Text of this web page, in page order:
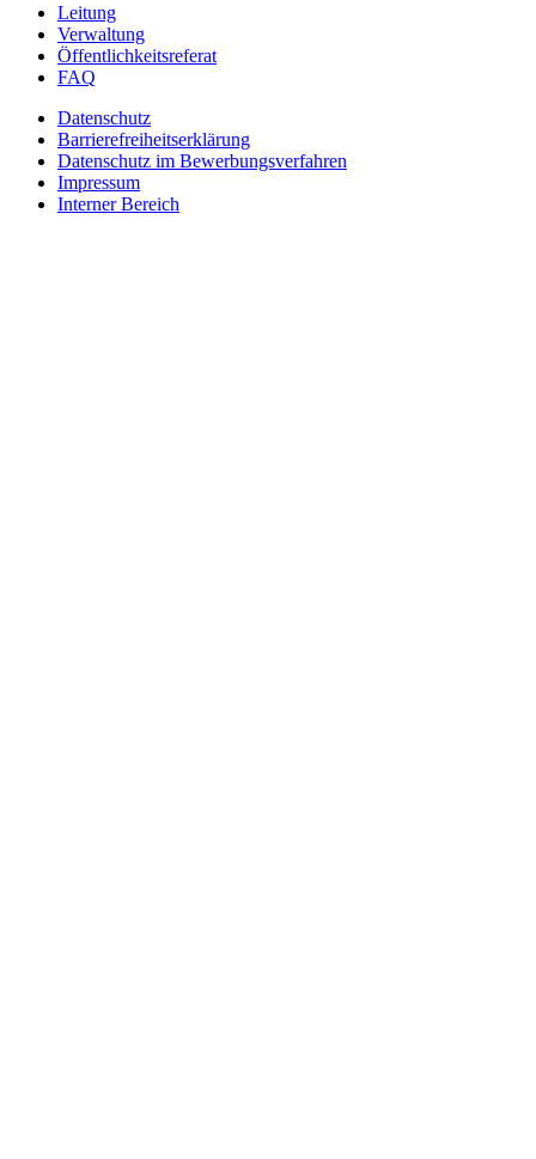
Leitung
Verwaltung
Öffentlichkeitsreferat
FAQ
Datenschutz
Barrierefreiheitserklärung
Datenschutz im Bewerbungsverfahren
Impressum
Interner Bereich